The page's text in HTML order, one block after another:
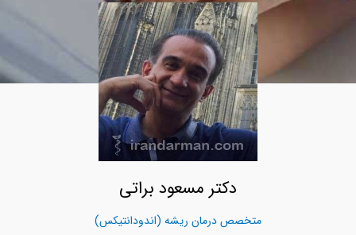
دکتر مسعود براتی
متخصص درمان ریشه (اندودانتیکس)